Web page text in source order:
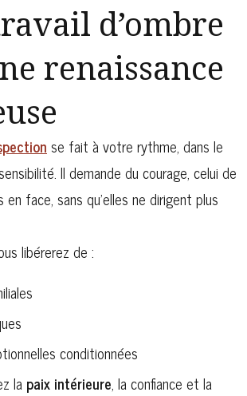
d’ombre
renaissance
se fait à votre rythme, dans le
Il demande du courage, celui de
face, sans qu’elles ne dirigent plus
libérerez de :
conditionnées
la paix intérieure, la confiance et la